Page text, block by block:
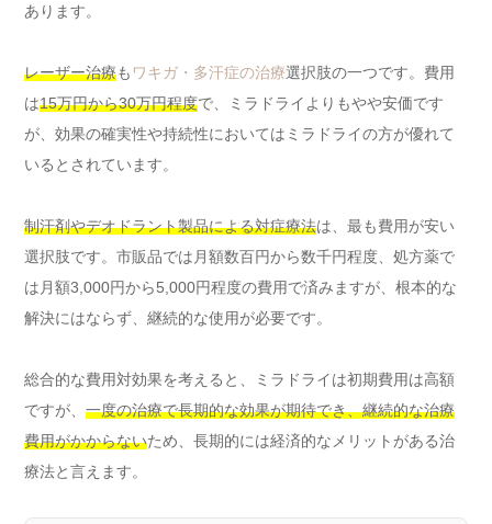
あります。
レーザー治療も ワキガ・多汗症の治療選択肢の一つです。費用
は15万円から30万円程度で、ミラドライよりもやや安価です
が、効果の確実性や持続性においてはミラドライの方が優れて
いるとされています。
制汗剤やデオドラント製品による対症療法は、最も費用が安い
選択肢です。市販品では月額数百円から数千円程度、処方薬で
は月額3,000円から5,000円程度の費用で済みますが、根本的な
解決にはならず、継続的な使用が必要です。
総合的な費用対効果を考えると、ミラドライは初期費用は高額
ですが、 一度の治療で長期的な効果が期待でき、継続的な治療
費用がかからないため、長期的には経済的なメリットがある治
療法と言えます。